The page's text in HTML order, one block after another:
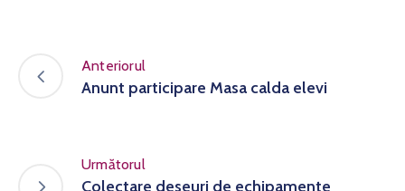
Anteriorul
Anunt participare Masa calda elevi
Următorul
Colectare deseuri de echipamente